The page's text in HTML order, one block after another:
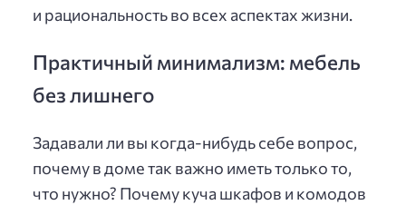
и рациональность во всех аспектах жизни.
Практичный минимализм: мебель
без лишнего
Задавали ли вы когда-нибудь себе вопрос,
почему в доме так важно иметь только то,
что нужно? Почему куча шкафов и комодов